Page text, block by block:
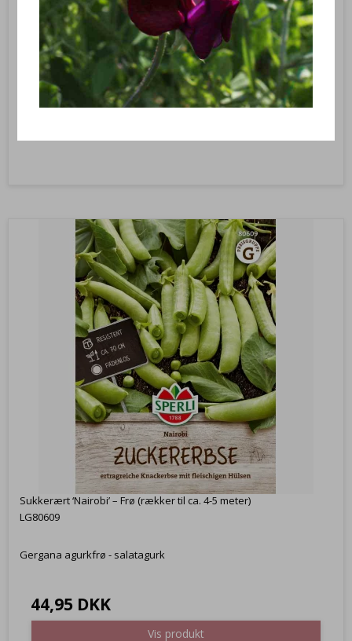
Sukkerært Shiraz, 50 gr.
27,95 DKK
Sukkerært ‘Nairobi’ – Frø (rækker til ca. 4-5 meter)
LG80609
Gergana agurkfrø - salatagurk
44,95 DKK
Vis produkt